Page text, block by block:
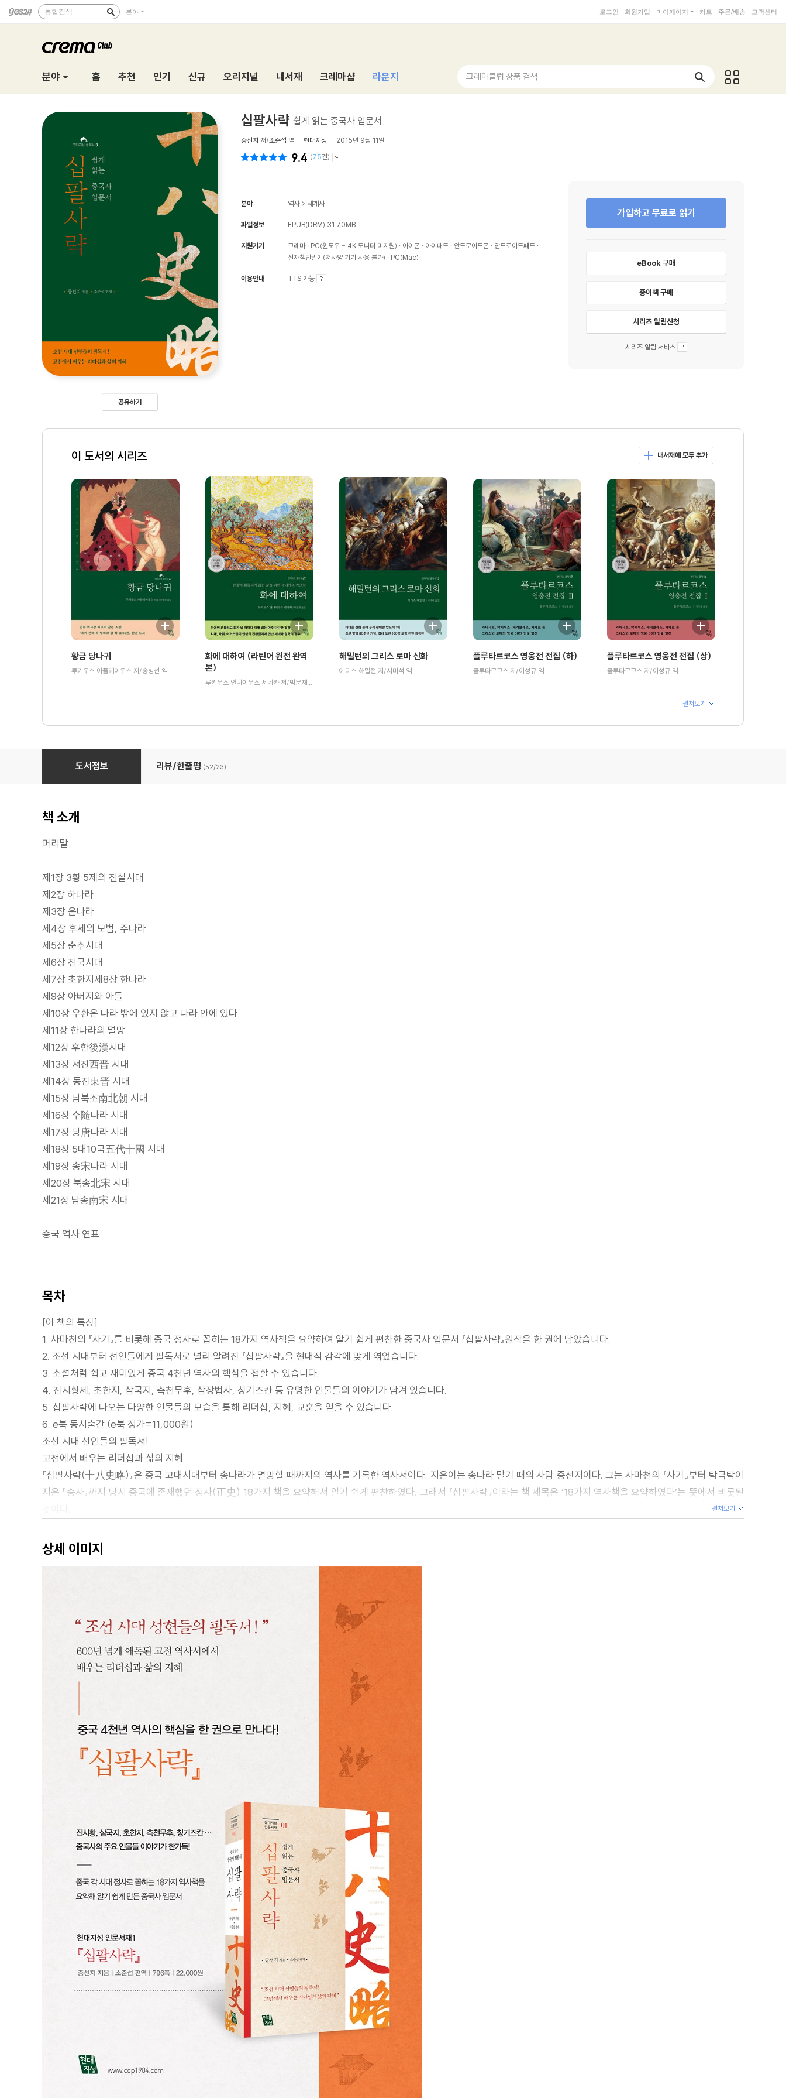
통합검색 분야 로그인 회원가입 마이페이지 카트 주문/배송 고객센터
분야 홈 추천 인기 신규 오리지널 내서재 크레마샵 라운지 크레마클럽 상품 검색
공유하기
십팔사략 쉽게 읽는 중국사 입문서
증선지 저/소준섭 역 현대지성 2015년 9월 11일
9.4 (75건)
분야 역사> 세계사
파일정보 EPUB(DRM) 31.70MB
지원기기 크레마 PC(윈도우 - 4K 모니터 미지원) 아이폰 아이패드 안드로이드폰
안드로이드패드
전자책단말기(저사양 기기 사용 불가)
PC(Mac)
이용안내 TTS 가능
가입하고 무료로 읽기
eBook 구매
종이책 구매
시리즈 알림신청
시리즈 알림 서비스
이 도서의 시리즈 내서재에 모두 추가
황금 당나귀
루키우스 아풀레이우스 저/송병선 역
화에 대하여 (라틴어 원전 완역
본)
루키우스 안나이우스 세네카 저/박문재 역
해밀턴의 그리스 로마 신화
에디스 해밀턴 저/서미석 역
플루타르코스 영웅전 전집 (하)
플루타르코스 저/이성규 역
플루타르코스 영웅전 전집 (상)
플루타르코스 저/이성규 역
펼쳐보기
도서정보 리뷰/한줄평 (52/23)
책 소개
머리말
제1장 3황 5제의 전설시대
제2장 하나라
제3장 은나라
제4장 후세의 모범, 주나라
제5장 춘추시대
제6장 전국시대
제7장 초한지제8장 한나라
제9장 아버지와 아들
제10장 우환은 나라 밖에 있지 않고 나라 안에 있다
제11장 한나라의 멸망
제12장 후한後漢시대
제13장 서진西晋 시대
제14장 동진東晋 시대
제15장 남북조南北朝 시대
제16장 수隨나라 시대
제17장 당唐나라 시대
제18장 5대10국五代十國 시대
제19장 송宋나라 시대
제20장 북송北宋 시대
제21장 남송南宋 시대
중국 역사 연표
목차
[이 책의 특징]
1. 사마천의 『사기』를 비롯해 중국 정사로 꼽히는 18가지 역사책을 요약하여 알기 쉽게 편찬한 중국사 입문서 『십팔사략』원작을 한 권에 담았습니다.
2. 조선 시대부터 선인들에게 필독서로 널리 알려진 『십팔사략』을 현대적 감각에 맞게 엮었습니다.
3. 소설처럼 쉽고 재미있게 중국 4천년 역사의 핵심을 접할 수 있습니다.
4. 진시황제, 초한지, 삼국지, 측천무후, 삼장법사, 칭기즈칸 등 유명한 인물들의 이야기가 담겨 있습니다.
5. 십팔사략에 나오는 다양한 인물들의 모습을 통해 리더십, 지혜, 교훈을 얻을 수 있습니다.
6. e북 동시출간 (e북 정가=11,000원)
조선 시대 선인들의 필독서!
고전에서 배우는 리더십과 삶의 지혜
『십팔사략(十八史略)』은 중국 고대시대부터 송나라가 멸망할 때까지의 역사를 기록한 역사서이다. 지은이는 송나라 말기 때의 사람 증선지이다. 그는 사마천의 『사기』부터 탁극탁이
지은 『송사』까지 당시 중국에 존재했던 정사(正史) 18가지 책을 요약해서 알기 쉽게 편찬하였다. 그래서 『십팔사략』이라는 책 제목은 ‘18가지 역사책을 요약하였다’는 뜻에서 비롯된
오늘 『십팔사략』을 이렇게 소개하는 것은 인간들의 치열했던 역사를 되짚어 본다는 의미에서, 우리 역사와 숨결을 가까이 한 이야기라는 점에서, 또한 위로는 황제로부터 아래로는
『십팔사략』에는 진시황제, 초한지(항우와 유방), 삼국지, 측천무후, 삼장법사, 칭기즈칸 등 널리 알려진 인물들의 리더십, 지혜, 성공과 실패를 엿볼 수 있는 흥미로운 이야기들이 담겨
있다. 이 외에도 책에는 수많은 리더, 의인, 악인, 충신, 간신들이 등장하는데 이들의 모습을 통해 독자들은 인간이 어떤 존재인지 조금 더 알 수 있으며, 인물들의 리더십과 삶의 지혜도
배울 수 있다.
그간 『십팔사략』은 우리나라에 그다지 많이 소개되지 않았다. 또 그나마 기존에 나와 있는 책들은 대부분 원본을 그대로 직역하는 차원이었기 때문에, 한문투성이의 고문체로서
현시대에 맞지 않고 딱딱하기만 하여 일반 독자들이 읽기 어려운 결정적인 단점이 있었다. 이에 본서는 누구든지 쉽게 읽을 수 있도록 현대적 감각에 맞게 그 내용을 적절히 가감하여
십팔사략은 연대순으로 사실만을 딱딱하게 나열한 역사책이 아닌, 하나하나가 소설처럼 흥미롭게 서술된 이야기들을 100가지 이상 담고 있어, 중국사의 기초를 알고자 하는 이들에게
펼쳐보기
상세 이미지